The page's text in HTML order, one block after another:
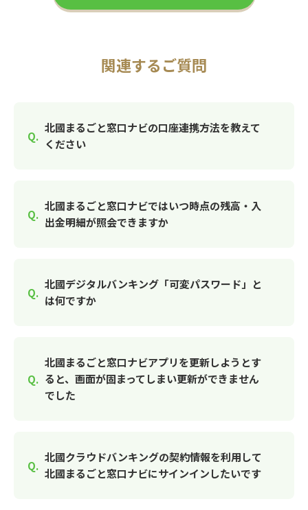
関連するご質問
北國まるごと窓口ナビの口座連携方法を教えて
ください
北國まるごと窓口ナビではいつ時点の残高・入
出金明細が照会できますか
北國デジタルバンキング「可変パスワード」と
は何ですか
北國まるごと窓口ナビアプリを更新しようとす
ると、画面が固まってしまい更新ができません
でした
北國クラウドバンキングの契約情報を利用して
北國まるごと窓口ナビにサインインしたいです